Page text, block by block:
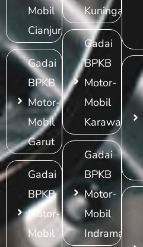
Mobil
Cianjur
Gadai
BPKB
Motor-
Mobil
Garut
Gadai
BPKB
Motor-
Mobil
Kuningan
Gadai
BPKB
Motor-
Mobil
Karawang
Gadai
BPKB
Motor-
Mobil
Indramayu